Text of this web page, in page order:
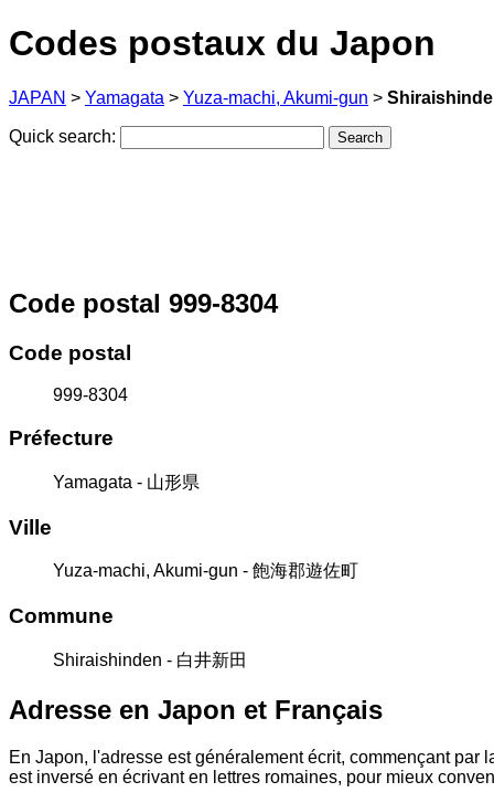
Codes postaux du Japon
JAPAN > Yamagata > Yuza-machi, Akumi-gun >
Quick search:
Code postal 999-8304
Code postal
999-8304
Préfecture
Yamagata - 山形県
Ville
Yuza-machi, Akumi-gun - 飽海郡遊佐町
Commune
Shiraishinden - 白井新田
Adresse en Japon et Français
En Japon, l'adresse est généralement écrit, commençant
est inversé en écrivant en lettres romaines, pour mieux